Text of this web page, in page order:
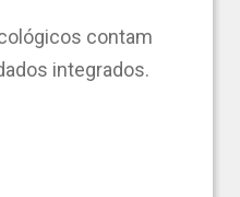
contam
integrados.